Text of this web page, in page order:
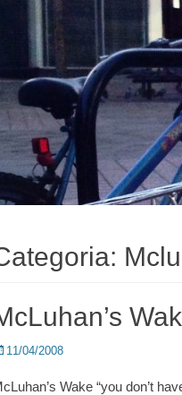
11/04/2008
Wake “you don’t